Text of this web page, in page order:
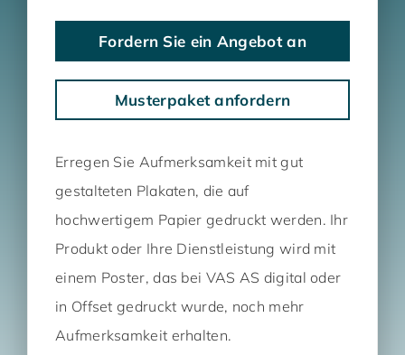
Fordern Sie ein Angebot an
Musterpaket anfordern
Erregen Sie Aufmerksamkeit mit gut
gestalteten Plakaten, die auf
hochwertigem Papier gedruckt werden. Ihr
Produkt oder Ihre Dienstleistung wird mit
einem Poster, das bei VAS AS digital oder
in Offset gedruckt wurde, noch mehr
Aufmerksamkeit erhalten.